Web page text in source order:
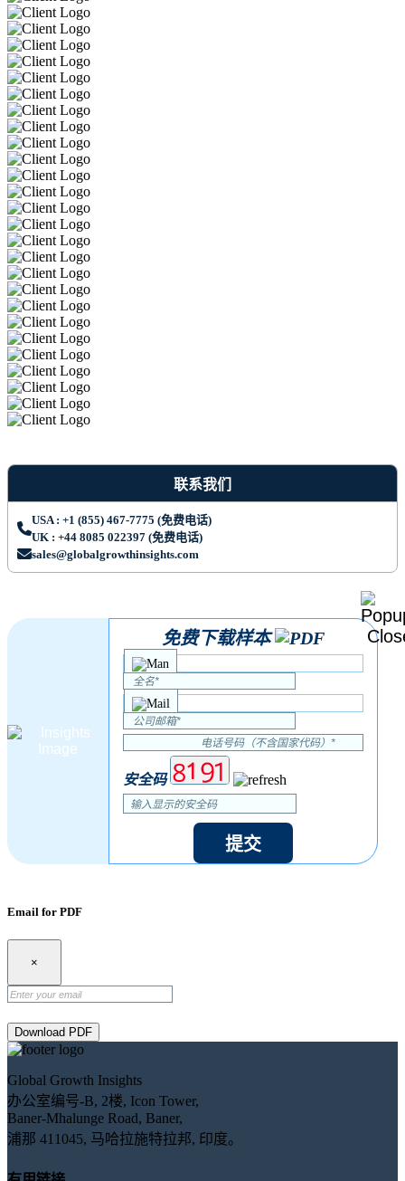
联系我们
USA : +1 (855) 467-7775 (免费电话)
UK : +44 8085 022397 (免费电话)
sales@globalgrowthinsights.com
免费下载样本
安全码
提交
Email for PDF
×
Download PDF
Global Growth Insights
办公室编号-B, 2楼, Icon Tower,
Baner-Mhalunge Road, Baner,
浦那 411045, 马哈拉施特拉邦, 印度。